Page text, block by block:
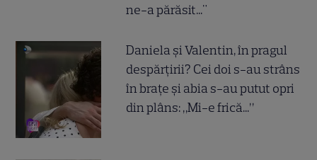
ne-a părăsit..."
Daniela și Valentin, în pragul
despărțirii? Cei doi s-au strâns
în brațe și abia s-au putut opri
din plâns: „Mi-e frică...”